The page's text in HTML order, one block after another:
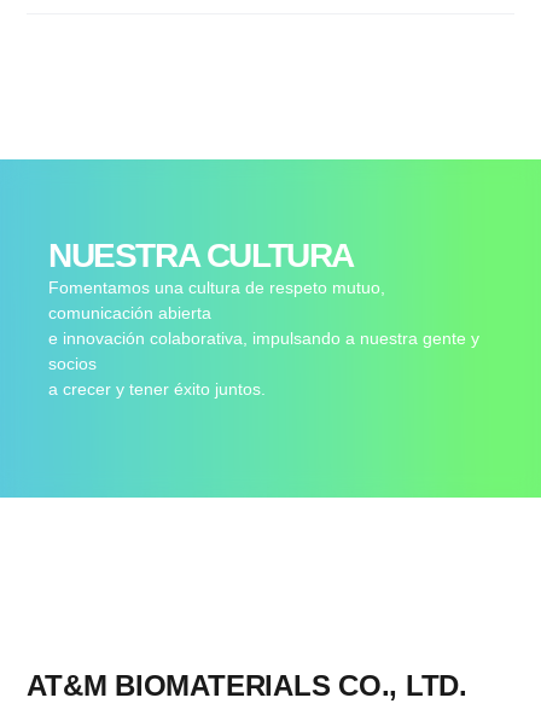
NUESTRA CULTURA
Fomentamos una cultura de respeto mutuo,
comunicación abierta
e innovación colaborativa, impulsando a nuestra gente y
socios
a crecer y tener éxito juntos.
AT&M BIOMATERIALS CO., LTD.